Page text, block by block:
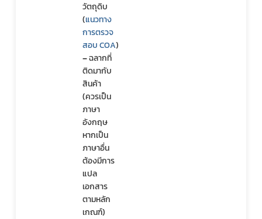
วัตถุดิบ
(แนวทาง
การตรวจ
สอบ COA)
– ฉลากที่
ติดมากับ
สินค้า
(ควรเป็น
ภาษา
อังกฤษ
หากเป็น
ภาษาอื่น
ต้องมีการ
แปล
เอกสาร
ตามหลัก
เกณฑ์)